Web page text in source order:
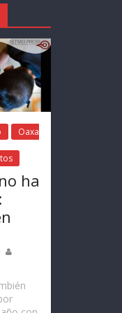
Oaxa
ha